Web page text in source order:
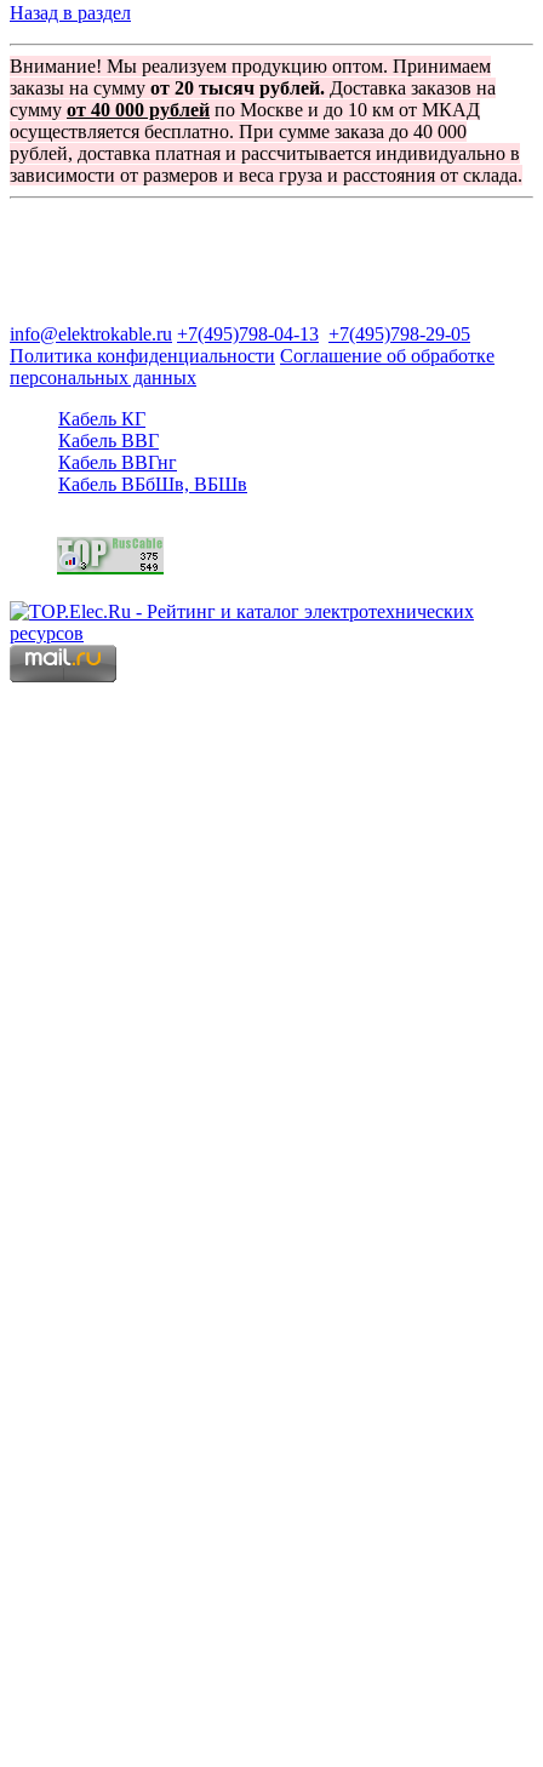
Назад в раздел
Внимание! Мы реализуем продукцию оптом. Принимаем
заказы на сумму от 20 тысяч рублей. Доставка заказов на
сумму от 40 000 рублей по Москве и до 10 км от МКАД
осуществляется бесплатно. При сумме заказа до 40 000
рублей, доставка платная и рассчитывается индивидуально в
зависимости от размеров и веса груза и расстояния от склада.
info@elektrokable.ru +7(495)798-04-13 +7(495)798-29-05
Политика конфиденциальности Соглашение об обработке
персональных данных
Кабель КГ
Кабель ВВГ
Кабель ВВГнг
Кабель ВБбШв, ВБШв